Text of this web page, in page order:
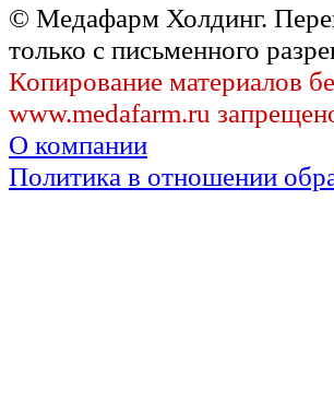
© Медафарм Холдинг.
только с письменного
Копирование материалов
www.medafarm.ru
О компании
Политика в отношении